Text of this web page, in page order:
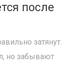
после
затянут.
но забывают